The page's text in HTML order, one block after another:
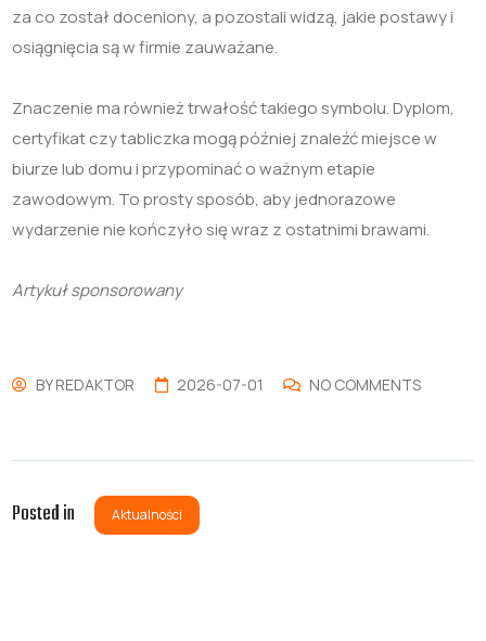
za co został doceniony, a pozostali widzą, jakie postawy i
osiągnięcia są w firmie zauważane.
Znaczenie ma również trwałość takiego symbolu. Dyplom,
certyfikat czy tabliczka mogą później znaleźć miejsce w
biurze lub domu i przypominać o ważnym etapie
zawodowym. To prosty sposób, aby jednorazowe
wydarzenie nie kończyło się wraz z ostatnimi brawami.
Artykuł sponsorowany
BYREDAKTOR 2026-07-01 NO COMMENTS
Posted in Aktualności